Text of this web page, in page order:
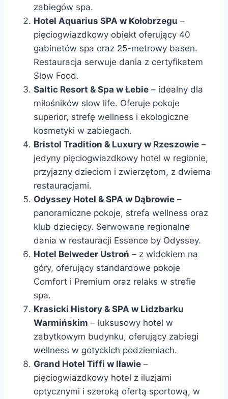
zabiegów spa.
Hotel Aquarius SPA w Kołobrzegu –
pięciogwiazdkowy obiekt oferujący 40
gabinetów spa oraz 25-metrowy basen.
Restauracja serwuje dania z certyfikatem
Slow Food.
Saltic Resort & Spa w Łebie – idealny dla
miłośników slow life. Oferuje pokoje
superior, strefę wellness i ekologiczne
kosmetyki w zabiegach.
Bristol Tradition & Luxury w Rzeszowie –
jedyny pięciogwiazdkowy hotel w regionie,
przyjazny dzieciom i zwierzętom, z dwiema
restauracjami.
Odyssey Hotel & SPA w Dąbrowie –
panoramiczne pokoje, strefa wellness oraz
klub dziecięcy. Serwowane regionalne
dania w restauracji Essence by Odyssey.
Hotel Belweder Ustroń – z widokiem na
góry, oferujący standardowe pokoje
Comfort i Premium oraz relaks w strefie
spa.
Krasicki History & SPA w Lidzbarku
Warmińskim – luksusowy hotel w
zabytkowym budynku, oferujący zabiegi
wellness w gotyckich podziemiach.
Grand Hotel Tiffi w Iławie –
pięciogwiazdkowy hotel z iluzjami
optycznymi i szeroką ofertą sportową, w